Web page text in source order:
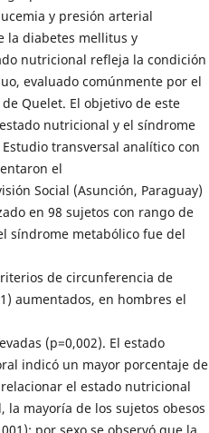
y presión arterial
la diabetes mellitus y
nutricional refleja la condición
evaluado comúnmente por el
Quelet. El objetivo de este
nutricional y el síndrome
transversal analítico con
el
Social (Asunción, Paraguay)
en 98 sujetos con rango de
síndrome metabólico fue del
de circunferencia de
aumentados, en hombres el
(p=0,002). El estado
indicó un mayor porcentaje de
el estado nutricional
mayoría de los sujetos obesos